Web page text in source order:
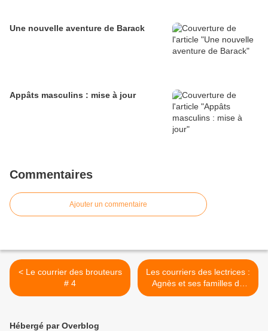
Une nouvelle aventure de Barack
Appâts masculins : mise à jour
Commentaires
Ajouter un commentaire
< Le courrier des brouteurs
# 4
Les courriers des lectrices :
Agnès et ses familles de
brouteurs >
Hébergé par Overblog